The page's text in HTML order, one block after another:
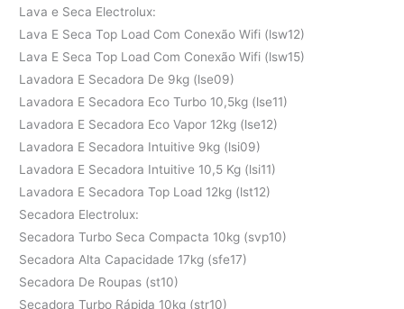
Lava e Seca Electrolux:
Lava E Seca Top Load Com Conexão Wifi (lsw12)
Lava E Seca Top Load Com Conexão Wifi (lsw15)
Lavadora E Secadora De 9kg (lse09)
Lavadora E Secadora Eco Turbo 10,5kg (lse11)
Lavadora E Secadora Eco Vapor 12kg (lse12)
Lavadora E Secadora Intuitive 9kg (lsi09)
Lavadora E Secadora Intuitive 10,5 Kg (lsi11)
Lavadora E Secadora Top Load 12kg (lst12)
Secadora Electrolux:
Secadora Turbo Seca Compacta 10kg (svp10)
Secadora Alta Capacidade 17kg (sfe17)
Secadora De Roupas (st10)
Secadora Turbo Rápida 10kg (str10)